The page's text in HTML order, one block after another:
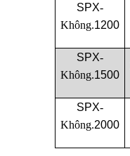
SPX-
Không.1200
SPX-
Không.1500
SPX-
Không.2000